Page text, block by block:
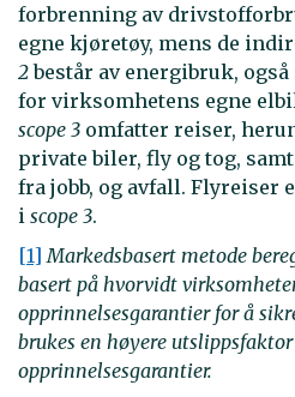
forbrenning av
egne kjøretøy, mens de
2består av energibruk,
for virksomhetens egne
scope 3 omfatter reiser,
private biler, fly og tog,
fra jobb, og avfall.
i scope 3.
[1] Markedsbasert metode
basert på hvorvidt
opprinnelsesgarantier for å
brukes en høyere
opprinnelsesgarantier.